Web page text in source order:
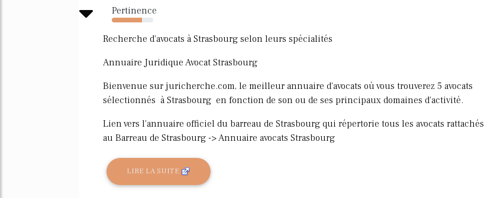
Pertinence
73%
Recherche d'avocats à Strasbourg selon leurs spécialités
Annuaire Juridique Avocat Strasbourg
Bienvenue sur juricherche.com, le meilleur annuaire d'avocats où vous trouverez 5 avocats
sélectionnés à Strasbourg en fonction de son ou de ses principaux domaines d'activité.
Lien vers l'annuaire officiel du barreau de Strasbourg qui répertorie tous les avocats rattachés
au Barreau de Strasbourg -> Annuaire avocats Strasbourg
LIRE LA SUITE